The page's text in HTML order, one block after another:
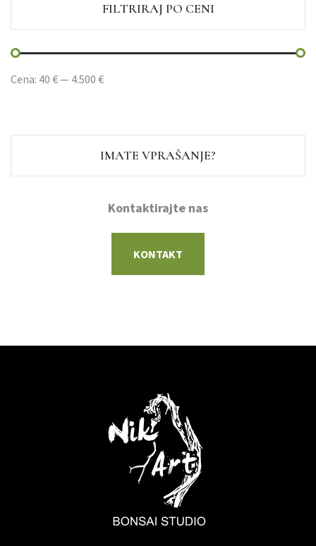
FILTRIRAJ PO CENI
Cena: 40 €— 4.500 €
IMATE VPRAŠANJE?
Kontaktirajte nas
KONTAKT